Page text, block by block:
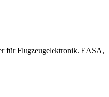
für Flugzeugelektronik. EASA,